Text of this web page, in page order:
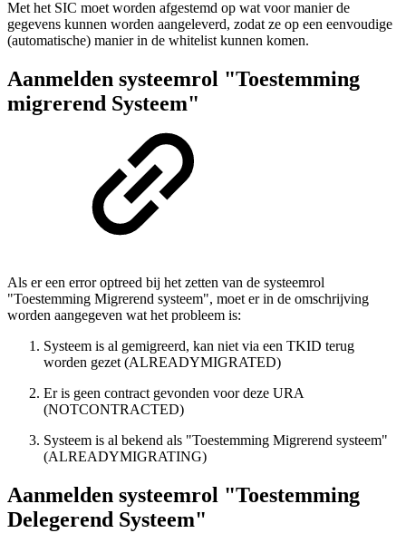
Met het SIC moet worden afgestemd op wat voor manier de
gegevens kunnen worden aangeleverd, zodat ze op een eenvoudige
(automatische) manier in de whitelist kunnen komen.
Aanmelden systeemrol "Toestemming
migrerend Systeem"
Als er een error optreed bij het zetten van de systeemrol
"Toestemming Migrerend systeem", moet er in de omschrijving
worden aangegeven wat het probleem is:
Systeem is al gemigreerd, kan niet via een TKID terug
worden gezet (ALREADYMIGRATED)
Er is geen contract gevonden voor deze URA
(NOTCONTRACTED)
Systeem is al bekend als "Toestemming Migrerend systeem"
(ALREADYMIGRATING)
Aanmelden systeemrol "Toestemming
Delegerend Systeem"